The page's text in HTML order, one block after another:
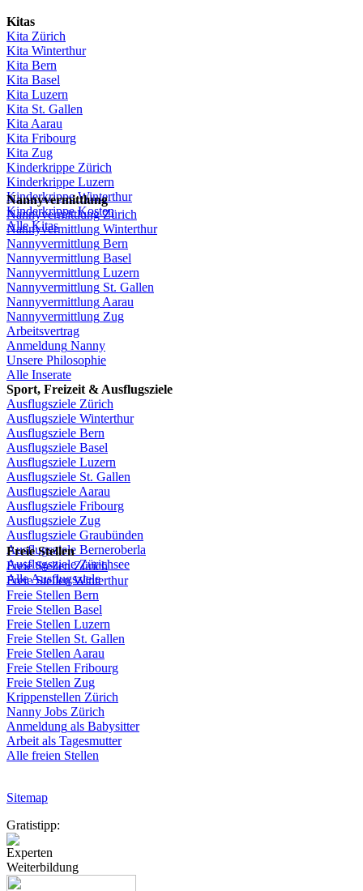
Kitas
Kita Zürich
Kita Winterthur
Kita Bern
Kita Basel
Kita Luzern
Kita St. Gallen
Kita Aarau
Kita Fribourg
Kita Zug
Kinderkrippe Zürich
Kinderkrippe Luzern
KinderkrippeWinterthur
Kinderkrippe Kosten
Alle Kitas
Nannyvermittlung
Nannyvermittlung Zürich
Nannyvermittlung Winterthur
Nannyvermittlung Bern
Nannyvermittlung Basel
Nannyvermittlung Luzern
Nannyvermittlung St. Gallen
Nannyvermittlung Aarau
Nannyvermittlung Zug
Arbeitsvertrag
Anmeldung Nanny
Unsere Philosophie
Alle Inserate
Sport, Freizeit & Ausflugsziele
Ausflugsziele Zürich
Ausflugsziele Winterthur
Ausflugsziele Bern
Ausflugsziele Basel
Ausflugsziele Luzern
Ausflugsziele St. Gallen
Ausflugsziele Aarau
Ausflugsziele Fribourg
Ausflugsziele Zug
Ausflugsziele Graubünden
Ausflugsziele Berneroberla
Ausflugsziele Zürichsee
Alle Ausflugsziele
Freie Stellen
Freie Stellen Zürich
Freie StellenWinterthur
Freie Stellen Bern
Freie Stellen Basel
Freie Stellen Luzern
Freie Stellen St. Gallen
Freie Stellen Aarau
Freie Stellen Fribourg
Freie Stellen Zug
Krippenstellen Zürich
Nanny Jobs Zürich
Anmeldung als Babysitter
Arbeit als Tagesmutter
Alle freien Stellen
Sitemap
Gratistipp:
Experten
Weiterbildung